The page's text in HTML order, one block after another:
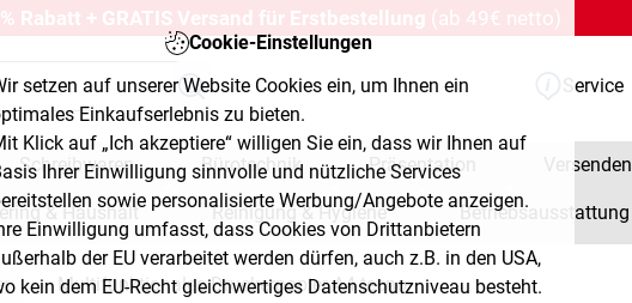
Cookie-Einstellungen
setzen auf unserer Website Cookies ein, um Ihnen ein
Einkaufserlebnis zu bieten.
Klick auf „Ich akzeptiere“ willigen Sie ein, dass wir Ihnen auf
Ihrer Einwilligung sinnvolle und nützliche Services
sowie personalisierte Werbung/Angebote anzeigen.
Einwilligung umfasst, dass Cookies von Drittanbietern
der EU verarbeitet werden dürfen, auch z.B. in den USA,
kein dem EU-Recht gleichwertiges Datenschutzniveau besteht.
Rabatt + GRATIS Versand für Erstbestellung (ab 49€ netto)
Service
Schreibwaren Bürotechnik Präsentation Versenden
& Haushalt Reinigung & Hygiene Betriebsausstattung
& Baumarkt
Multifunktionales Druckerpapier A4 tecno